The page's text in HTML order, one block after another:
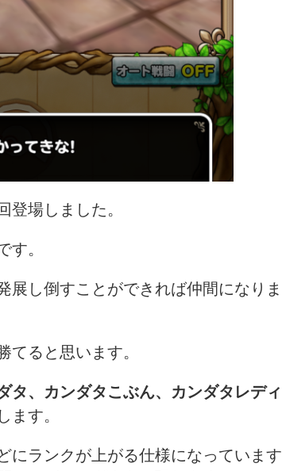
登場しました。
。
展し倒すことができれば仲間になりま
てると思います。
タ、カンダタこぶん、カンダタレディ
ます。
にランクが上がる仕様になっています